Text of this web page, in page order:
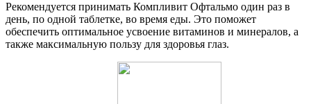
Рекомендуется принимать Компливит Офтальмо один раз в
день, по одной таблетке, во время еды. Это поможет
обеспечить оптимальное усвоение витаминов и минералов, а
также максимальную пользу для здоровья глаз.